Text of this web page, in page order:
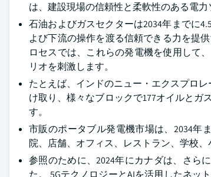
は、建設現場の信頼性と柔軟性のある電
石油およびガスセクターは2034年までに
よび下流の操作を渡る信頼できる力を提
ロセスでは、これらの発電機を使用して
リオを刺激します。
たとえば、インドのニュー・エクスプロ
け取り、様々なブロックで177オイルとガ
す。
市販のポータブル発電機市場は、2034年
院、店舗、オフィス、レストラン、学校
参照のために、2024年にカナダは、さら
た。 5GテクノロジーとAIを活用したネッ